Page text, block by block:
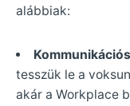
alábbiak:
tesszük le a
akár a Workplace